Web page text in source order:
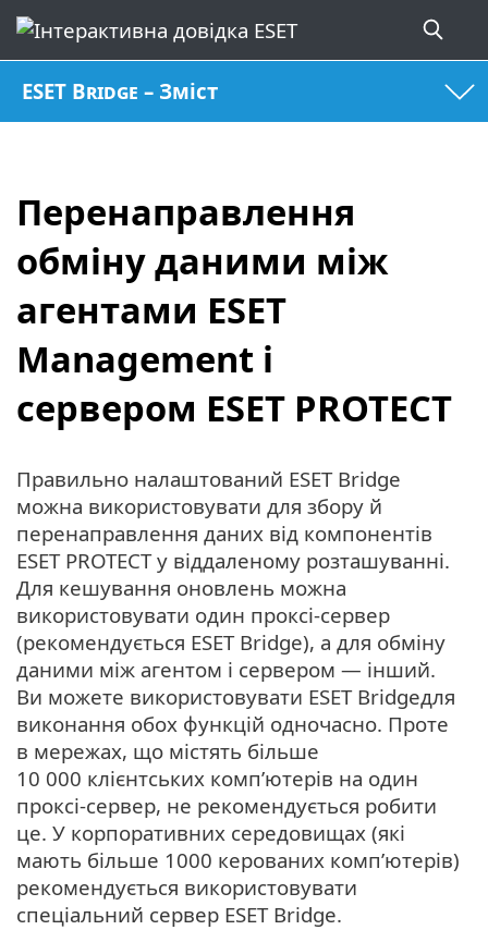
ESET Bridge – Зміст
Перенаправлення
обміну даними між
агентами ESET
Management і
сервером ESET PROTECT
Правильно налаштований ESET Bridge
можна використовувати для збору й
перенаправлення даних від компонентів
ESET PROTECT у віддаленому розташуванні.
Для кешування оновлень можна
використовувати один проксі-сервер
(рекомендується ESET Bridge), а для обміну
даними між агентом і сервером — інший.
Ви можете використовувати ESET Bridgeдля
виконання обох функцій одночасно. Проте
в мережах, що містять більше
10 000 клієнтських комп’ютерів на один
проксі-сервер, не рекомендується робити
це. У корпоративних середовищах (які
мають більше 1000 керованих комп’ютерів)
рекомендується використовувати
спеціальний сервер ESET Bridge.